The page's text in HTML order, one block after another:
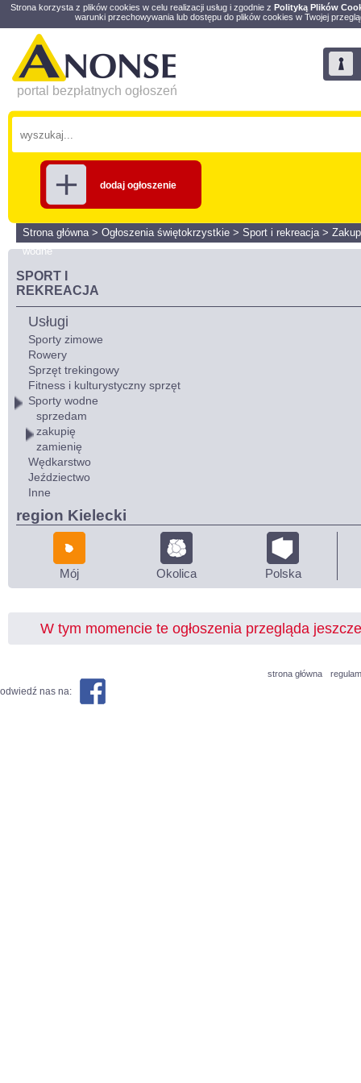
Strona korzysta z plików cookies w celu realizacji usług i zgodnie z Polityką Plików
warunki przechowywania lub dostępu do plików cookies w Twojej
portal bezpłatnych ogłoszeń
dodaj ogłoszenie
Strona główna> Ogłoszenia świętokrzystkie > Sport i rekreacja>
wodne
SPORT I
REKREACJA
Usługi
Sporty zimowe
Rowery
Sprzęt trekingowy
Fitness i kulturystyczny sprzęt
Sporty wodne
sprzedam
zakupię
zamienię
Wędkarstwo
Jeździectwo
Inne
region Kielecki
Mój Okolica Polska
W tym momencie te ogłoszenia przegląda
strona główna
odwiedź nas na: